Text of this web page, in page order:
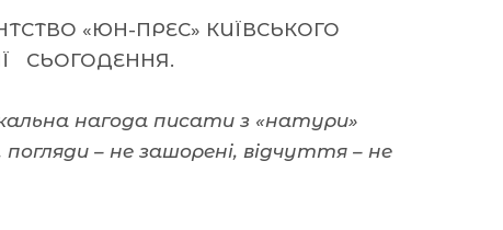
«ЮН-ПРЕС» КИЇВСЬКОГО
СЬОГОДЕННЯ.
нагода писати з «натури»
– не зашорені, відчуття – не